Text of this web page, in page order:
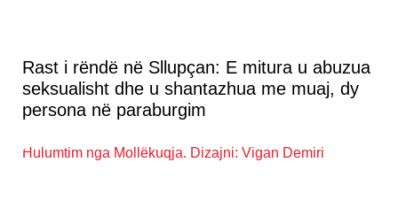
Rast i rëndë në Sllupçan: E mitura u abuzua
seksualisht dhe u shantazhua me muaj, dy
persona në paraburgim